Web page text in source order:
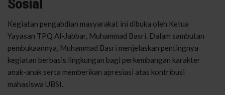
Sosial
Kegiatan pengabdian masyarakat ini dibuka oleh Ketua
Yayasan TPQ Al-Jabbar, Muhammad Basri. Dalam sambutan
pembukaannya, Muhammad Basri menjelaskan pentingnya
kegiatan berbasis lingkungan bagi perkembangan karakter
anak-anak serta memberikan apresiasi atas kontribusi
mahasiswa UBSI.